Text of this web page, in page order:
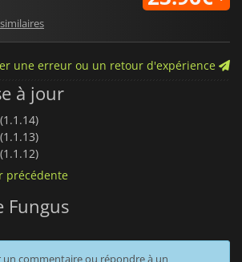
une erreur ou un retour d'expérience
à jour
précédente
Fungus
un commentaire ou répondre à un